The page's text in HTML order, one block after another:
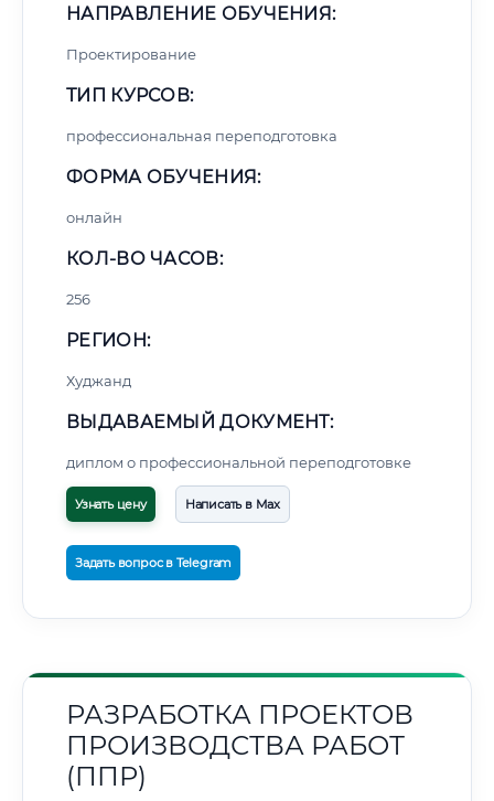
НАПРАВЛЕНИЕ ОБУЧЕНИЯ:
Проектирование
ТИП КУРСОВ:
профессиональная переподготовка
ФОРМА ОБУЧЕНИЯ:
онлайн
КОЛ-ВО ЧАСОВ:
256
РЕГИОН:
Худжанд
ВЫДАВАЕМЫЙ ДОКУМЕНТ:
диплом о профессиональной переподготовке
Узнать цену Написать в Max
Задать вопрос в Telegram
РАЗРАБОТКА ПРОЕКТОВ
ПРОИЗВОДСТВА РАБОТ
(ППР)